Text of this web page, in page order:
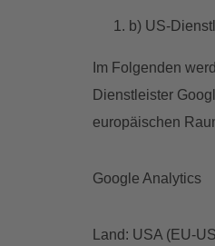
b) US-
Im Folgenden
Dienstleister
europäischen
Google Analytics
Land: USA (EU-